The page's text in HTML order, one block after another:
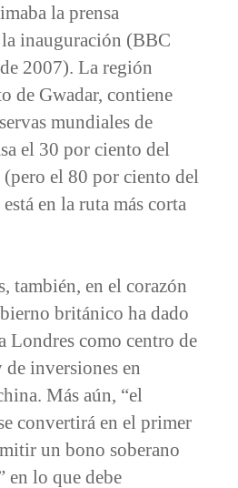
la prensa
inauguración (BBC
2007). La región
de Gwadar, contiene
mundiales de
el 30 por ciento del
el 80 por ciento del
en la ruta más corta
también, en el corazón
británico ha dado
Londres como centro de
inversiones en
Más aún, “el
convertirá en el primer
un bono soberano
en lo que debe